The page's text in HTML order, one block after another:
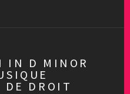
IN D MINOR
DE DROIT